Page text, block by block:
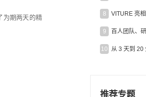
为期两天的精
8
9
10
推荐专题